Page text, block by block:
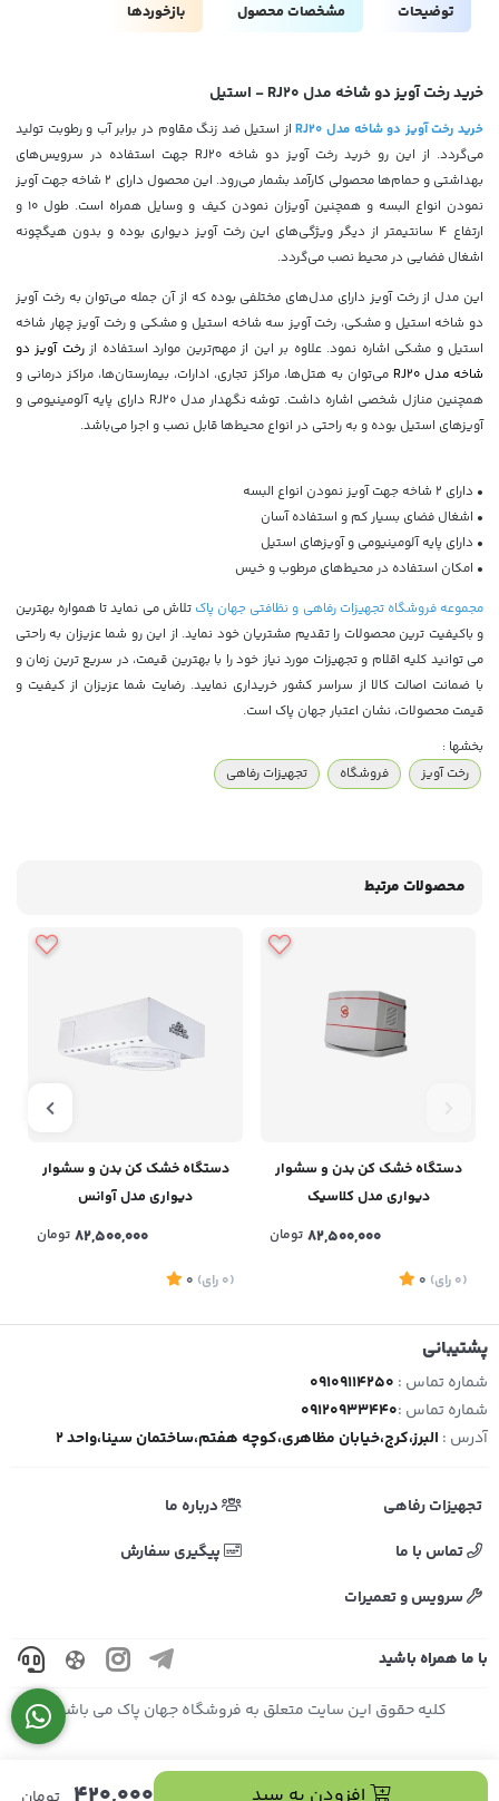
توضیحات مشخصات محصول بازخوردها
خرید رخت آویز دو شاخه مدل RJ20 - استیل
خرید رخت آویز دو شاخه مدل RJ20
از استیل ضد زنگ مقاوم در برابر آب و رطوبت تولید
می‌گردد. از این رو خرید رخت آویز دو شاخه RJ20 جهت استفاده در سرویس‌های
بهداشتی و حمام‌ها محصولی کارآمد بشمار می‌رود. این محصول دارای 2 شاخه جهت آویز
نمودن انواع البسه و همچنین آویزان نمودن کیف و وسایل همراه است. طول 10 و
ارتفاع 4 سانتیمتر از دیگر ویژگی‌های این رخت آویز دیواری بوده و بدون هیگچونه
اشغال فضایی در محیط نصب می‌گردد.
این مدل از رخت آویز دارای مدل‌های مختلفی بوده که از آن جمله می‌توان به رخت آویز
دو شاخه استیل و مشکی، رخت آویز سه شاخه استیل و مشکی و رخت آویز چهار شاخه
استیل و مشکی اشاره نمود. علاوه بر این از مهم‌ترین موارد استفاده ازرخت آویز دو
شاخه مدل RJ20
می‌توان به هتل‌ها، مراکز تجاری، ادارات، بیمارستان‌ها، مراکز درمانی و
همچنین منازل شخصی اشاره داشت. توشه نگهدار مدل RJ20 دارای پایه آلومینیومی و
آویزهای استیل بوده و به راحتی در انواع محیط‌ها قابل نصب و اجرا می‌باشد.
• دارای 2 شاخه جهت آویز نمودن انواع البسه
• اشغال فضای بسیار کم و استفاده آسان
• دارای پایه آلومینیومی و آویزهای استیل
• امکان استفاده در محیط‌های مرطوب و خیس
مجموعه فروشگاه تجهیزات رفاهی و نظافتی جهان پاک تلاش می نماید تا همواره بهترین
و باکیفیت ترین محصولات را تقدیم مشتریان خود نماید. از این رو شما عزیزان به راحتی
می توانید کلیه اقلام و تجهیزات مورد نیاز خود را با بهترین قیمت، در سریع ترین زمان و
با ضمانت اصالت کالا از سراسر کشور خریداری نمایید. رضایت شما عزیزان از کیفیت و
قیمت محصولات، نشان اعتبار جهان پاک است.
بخشها :
رخت آویز
فروشگاه تجهیزات رفاهی
محصولات مرتبط
دستگاه خشک کن بدن و سشوار
دیواری مدل کلاسیک
82,500,000 تومان
(0 رای)
0
دستگاه خشک کن بدن و سشوار
دیواری مدل آوانس
82,500,000 تومان
(0 رای)
0
پشتیبانی
شماره تماس : 09109114250
شماره تماس :09120933440
آدرس : البرز،کرج،خیابان مظاهری،کوچه هفتم،ساختمان سینا،واحد 2
تجهیزات رفاهی
درباره ما
تماس با ما
پیگیری سفارش
سرویس و تعمیرات
با ما همراه باشید
کلیه حقوق این سایت متعلق به فروشگاه جهان پاک می باشد.